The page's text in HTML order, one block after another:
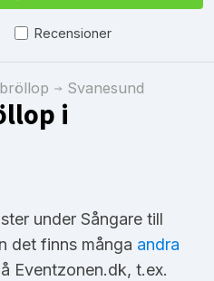
Recensioner
Svanesund
i
under Sångare till
det finns många andra
Eventzonen.dk, t.ex.